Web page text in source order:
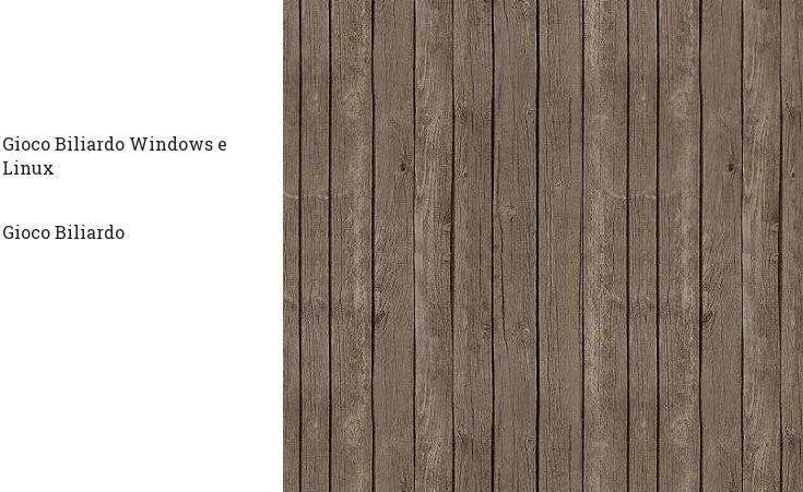
Gioco Biliardo Windows e
Linux
Gioco Biliardo